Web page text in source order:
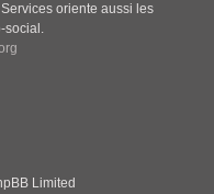
oriente aussi les
social.
Limited